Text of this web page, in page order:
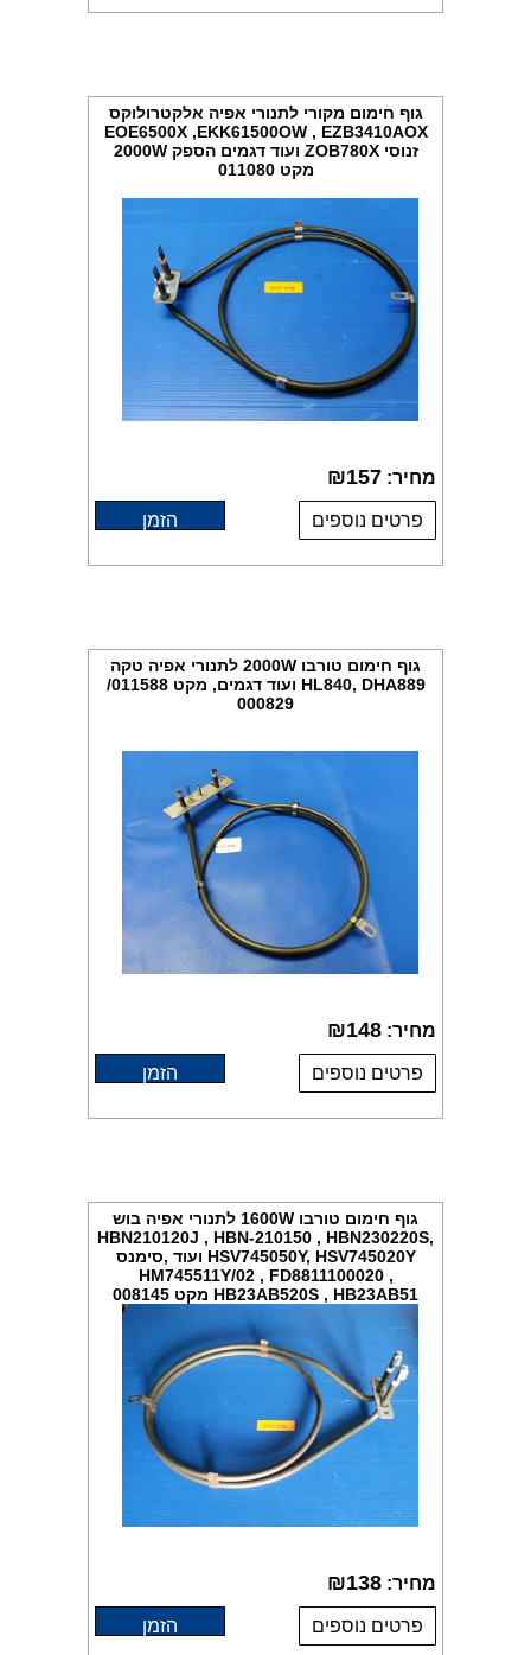
גוף חימום מקורי לתנורי אפיה אלקטרולוקס
EOE6500X ,EKK61500OW , EZB3410AOX
זנוסי ZOB780X ועוד דגמים הספק 2000W
מקט 011080
מחיר: ₪157
פרטים נוספים הזמן
גוף חימום טורבו 2000W לתנורי אפיה טקה
HL840, DHA889 ועוד דגמים, מקט 011588/
000829
מחיר: ₪148
פרטים נוספים הזמן
גוף חימום טורבו 1600W לתנורי אפיה בוש
HBN210120J , HBN-210150 , HBN230220S,
HSV745050Y, HSV745020Y ועוד ,סימנס
HM745511Y/02 , FD8811100020 ,
HB23AB520S , HB23AB51 מקט 008145
מחיר: ₪138
פרטים נוספים הזמן